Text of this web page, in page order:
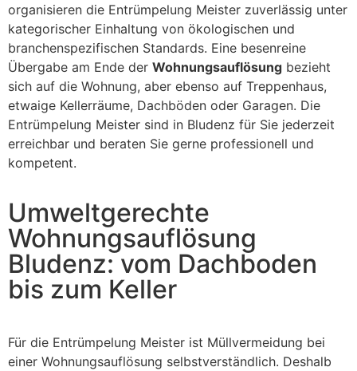
organisieren die Entrümpelung Meister zuverlässig unter
kategorischer Einhaltung von ökologischen und
branchenspezifischen Standards. Eine besenreine
Übergabe am Ende der Wohnungsauflösung bezieht
sich auf die Wohnung, aber ebenso auf Treppenhaus,
etwaige Kellerräume, Dachböden oder Garagen. Die
Entrümpelung Meister sind in Bludenz für Sie jederzeit
erreichbar und beraten Sie gerne professionell und
kompetent.
Umweltgerechte
Wohnungsauflösung
Bludenz: vom Dachboden
bis zum Keller
Für die Entrümpelung Meister ist Müllvermeidung bei
einer Wohnungsauflösung selbstverständlich. Deshalb